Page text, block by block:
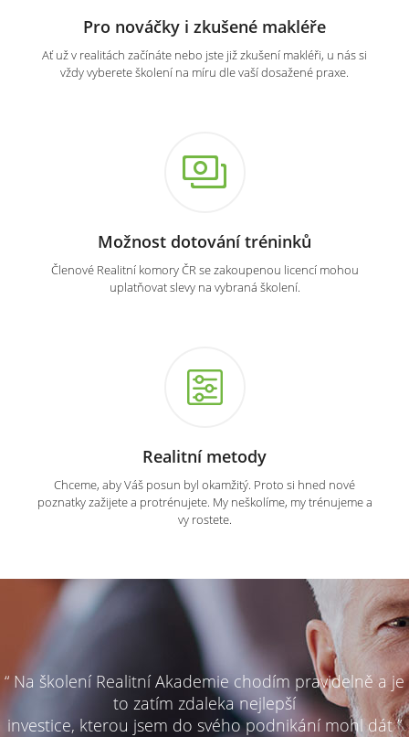
Pro nováčky i zkušené makléře
Ať už v realitách začínáte nebo jste již zkušení makléři, u nás si
vždy vyberete školení na míru dle vaší dosažené praxe.
Možnost dotování tréninků
Členové Realitní komory ČR se zakoupenou licencí mohou
uplatňovat slevy na vybraná školení.
Realitní metody
Chceme, aby Váš posun byl okamžitý. Proto si hned nové
poznatky zažijete a protrénujete. My neškolíme, my trénujeme a
vy rostete.
“ Na školení Realitní Akademie chodím pravidelně a je
to zatím zdaleka nejlepší
investice, kterou jsem do svého podnikání mohl dát ”